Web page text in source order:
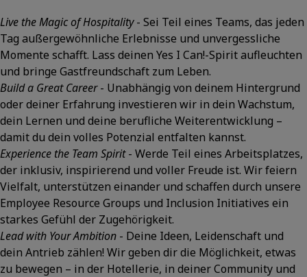
Live the Magic of Hospitality- Sei Teil eines Teams, das jeden
Tag außergewöhnliche Erlebnisse und unvergessliche
Momente schafft. Lass deinen Yes I Can!-Spirit aufleuchten
und bringe Gastfreundschaft zum Leben.
Build a Great Career- Unabhängig von deinem Hintergrund
oder deiner Erfahrung investieren wir in dein Wachstum,
dein Lernen und deine berufliche Weiterentwicklung –
damit du dein volles Potenzial entfalten kannst.
Experience the Team Spirit- Werde Teil eines Arbeitsplatzes,
der inklusiv, inspirierend und voller Freude ist. Wir feiern
Vielfalt, unterstützen einander und schaffen durch unsere
Employee Resource Groups und Inclusion Initiatives ein
starkes Gefühl der Zugehörigkeit.
Lead with Your Ambition - Deine Ideen, Leidenschaft und
dein Antrieb zählen! Wir geben dir die Möglichkeit, etwas
zu bewegen – in der Hotellerie, in deiner Community und